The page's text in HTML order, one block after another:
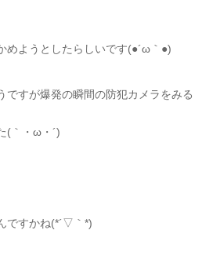
めようとしたらしいです(●´ω｀●)
ですが爆発の瞬間の防犯カメラをみる
(｀・ω・´)ゞ
ですかね(*´▽｀*)